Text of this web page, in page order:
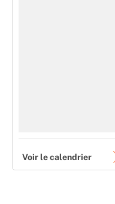
Voir le calendrier